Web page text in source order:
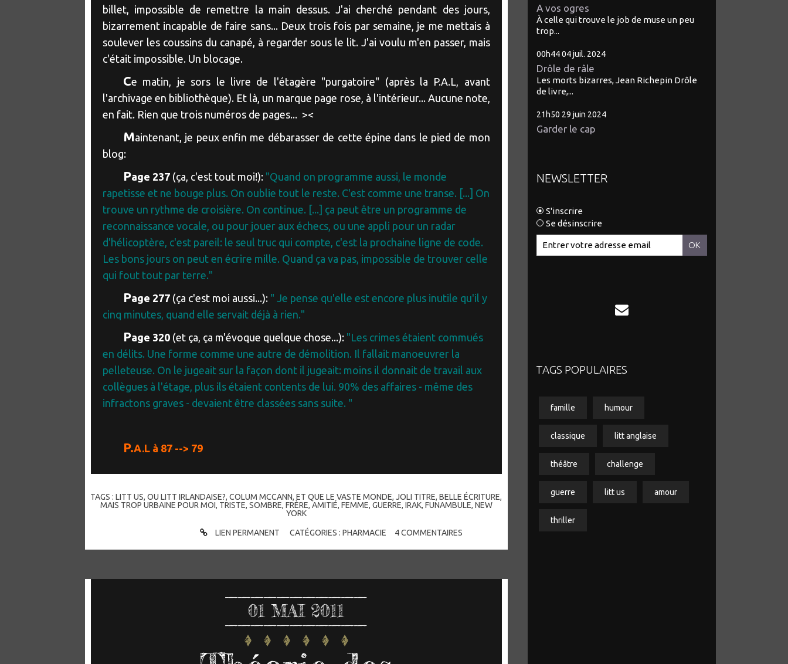
billet, impossible de remettre la main dessus. J'ai cherché pendant des jours,
bizarrement incapable de faire sans... Deux trois fois par semaine, je me mettais à
soulever les coussins du canapé, à regarder sous le lit. J'ai voulu m'en passer, mais
c'était impossible. Un blocage.
Ce matin, je sors le livre de l'étagère "purgatoire" (après la P.A.L, avant
l'archivage en bibliothèque). Et là, un marque page rose, à l'intérieur... Aucune note,
en fait. Rien que trois numéros de pages... ><
Maintenant, je peux enfin me débarasser de cette épine dans le pied de mon
blog:
Page 237 (ça, c'est tout moi!): "Quand on programme aussi, le monde
rapetisse et ne bouge plus. On oublie tout le reste. C'est comme une transe. [...] On
trouve un rythme de croisière. On continue. [...] ça peut être un programme de
reconnaissance vocale, ou pour jouer aux échecs, ou une appli pour un radar
d'hélicoptère, c'est pareil: le seul truc qui compte, c'est la prochaine ligne de code.
Les bons jours on peut en écrire mille. Quand ça va pas, impossible de trouver celle
qui fout tout par terre."
Page 277 (ça c'est moi aussi...): " Je pense qu'elle est encore plus inutile qu'il y
cinq minutes, quand elle servait déjà à rien."
Page 320 (et ça, ça m'évoque quelque chose...): "Les crimes étaient commués
en délits. Une forme comme une autre de démolition. Il fallait manoeuvrer la
pelleteuse. On le jugeait sur la façon dont il jugeait: moins il donnait de travail aux
collègues à l'étage, plus ils étaient contents de lui. 90% des affaires - même des
infractons graves - devaient être classées sans suite. "
P.A.L à 87 --> 79
TAGS :LITT US,OU LITT IRLANDAISE?,COLUM MCCANN,ET QUE LE VASTE MONDE,JOLI TITRE,BELLE ÉCRITURE,
MAIS TROP URBAINE POUR MOI, TRISTE, SOMBRE, FRÈRE, AMITIÉ, FEMME, GUERRE, IRAK, FUNAMBULE, NEW
YORK
LIEN PERMANENT CATÉGORIES :PHARMACIE 4 COMMENTAIRES
01 MAI 2011
A vos ogres
À celle qui trouve le job de muse un peu
trop...
00h44 04 juil. 2024
Drôle de râle
Les morts bizarres, Jean Richepin Drôle
de livre,...
21h50 29 juin 2024
Garder le cap
NEWSLETTER
S'inscrire
Se désinscrire
TAGS POPULAIRES
famille humour
classique litt anglaise
théâtre challenge
guerre litt us amour
thriller